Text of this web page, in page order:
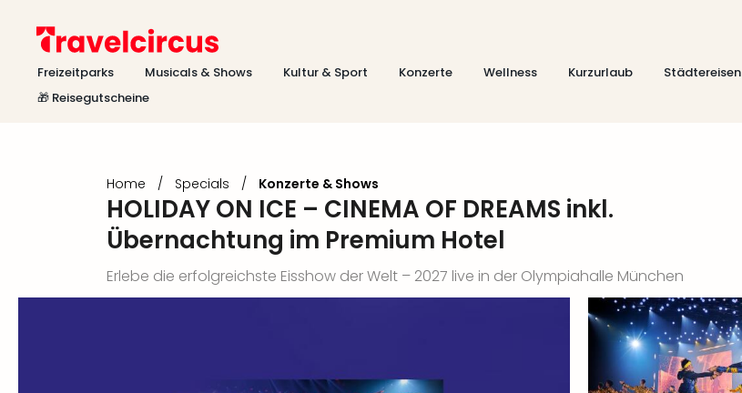
Freizeitparks Musicals & Shows Kultur & Sport Konzerte Wellness Kurzurlaub Städtereisen
🎁 Reisegutscheine
Home / Specials / Konzerte & Shows
HOLIDAY ON ICE – CINEMA OF DREAMS inkl.
Übernachtung im Premium Hotel
Erlebe die erfolgreichste Eisshow der Welt – 2027 live in der Olympiahalle München